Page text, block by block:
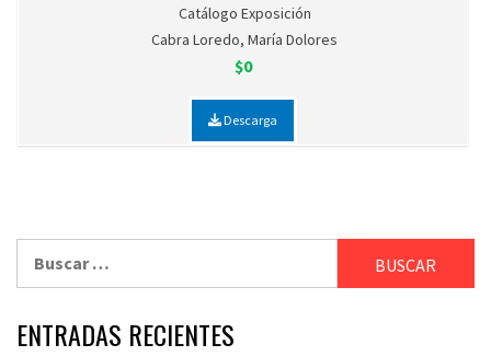
Catálogo Exposición
Cabra Loredo, María Dolores
$0
Descarga
ENTRADAS RECIENTES